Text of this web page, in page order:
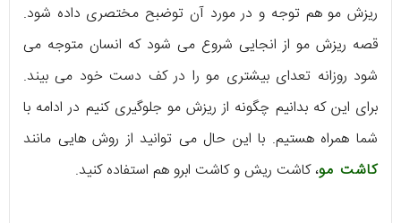
ریزش مو هم توجه و در مورد آن توضبح مختصری داده شود.
قصه ریزش مو از انجایی شروع می شود که انسان متوجه می
شود روزانه تعدای بیشتری مو را در کف دست خود می بیند.
برای این که بدانیم چگونه از ریزش مو جلوگیری کنیم در ادامه با
شما همراه هستیم. با این حال می توانید از روش هایی مانند
کاشت مو، کاشت ریش و کاشت ابرو هم استفاده کنید.